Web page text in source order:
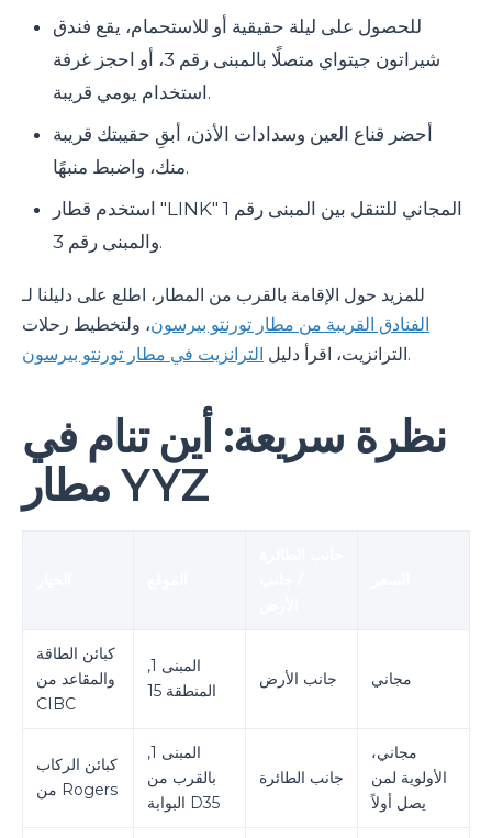
للحصول على ليلة حقيقية أو للاستحمام، يقع فندق
شيراتون جيتواي متصلًا بالمبنى رقم 3، أو احجز غرفة
استخدام يومي قريبة.
أحضر قناع العين وسدادات الأذن، أبقِ حقيبتك قريبة
منك، واضبط منبهًا.
استخدم قطار "LINK" المجاني للتنقل بين المبنى رقم 1
والمبنى رقم 3.
للمزيد حول الإقامة بالقرب من المطار، اطلع على دليلنا لـ
الفنادق القريبة من مطار تورنتو بيرسون، ولتخطيط رحلات
الترانزيت، اقرأ دليل الترانزيت في مطار تورنتو بيرسون .
نظرة سريعة: أين تنام في
مطار YYZ
كبائن الطاقة
والمقاعد من
CIBC
المبنى 1,
المنطقة 15
جانب الأرض مجاني
كبائن الركاب
من Rogers
المبنى 1,
بالقرب من
البوابة D35
جانب الطائرة
مجاني،
الأولوية لمن
يصل أولاً